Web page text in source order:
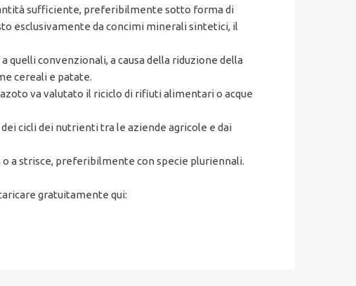
sufficiente, preferibilmente sotto forma di
esclusivamente da concimi minerali sintetici, il
convenzionali, a causa della riduzione della
cereali e patate.
va valutato il riciclo di rifiuti alimentari o acque
cicli dei nutrienti tra le aziende agricole e dai
a strisce, preferibilmente con specie pluriennali.
gratuitamente qui: